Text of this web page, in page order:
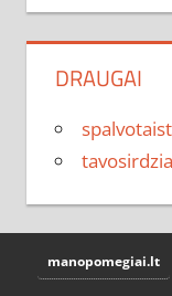
DRAUGAI
manopomegiai.lt